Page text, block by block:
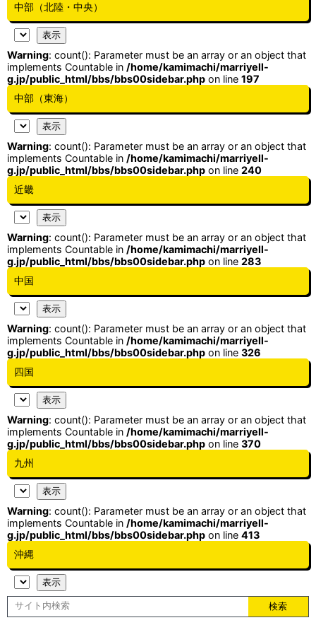
中部（北陸・中央）
Warning: count(): Parameter must be an array or an object that
implements Countable in /home/kamimachi/marriyell-
g.jp/public_html/bbs/bbs00sidebar.php on line 197
中部（東海）
Warning: count(): Parameter must be an array or an object that
implements Countable in /home/kamimachi/marriyell-
g.jp/public_html/bbs/bbs00sidebar.php on line 240
近畿
Warning: count(): Parameter must be an array or an object that
implements Countable in /home/kamimachi/marriyell-
g.jp/public_html/bbs/bbs00sidebar.php on line 283
中国
Warning: count(): Parameter must be an array or an object that
implements Countable in /home/kamimachi/marriyell-
g.jp/public_html/bbs/bbs00sidebar.php on line 326
四国
Warning: count(): Parameter must be an array or an object that
implements Countable in /home/kamimachi/marriyell-
g.jp/public_html/bbs/bbs00sidebar.php on line 370
九州
Warning: count(): Parameter must be an array or an object that
implements Countable in /home/kamimachi/marriyell-
g.jp/public_html/bbs/bbs00sidebar.php on line 413
沖縄